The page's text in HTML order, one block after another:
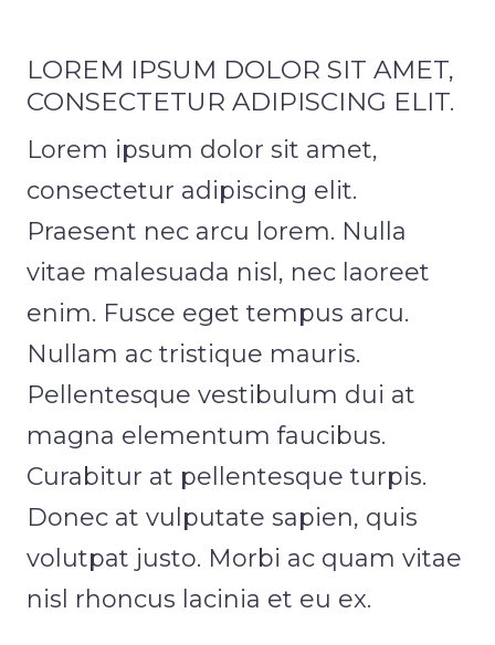
LOREM IPSUM DOLOR SIT AMET,
CONSECTETUR ADIPISCING ELIT.
Lorem ipsum dolor sit amet,
consectetur adipiscing elit.
Praesent nec arcu lorem. Nulla
vitae malesuada nisl, nec laoreet
enim. Fusce eget tempus arcu.
Nullam ac tristique mauris.
Pellentesque vestibulum dui at
magna elementum faucibus.
Curabitur at pellentesque turpis.
Donec at vulputate sapien, quis
volutpat justo. Morbi ac quam vitae
nisl rhoncus lacinia et eu ex.